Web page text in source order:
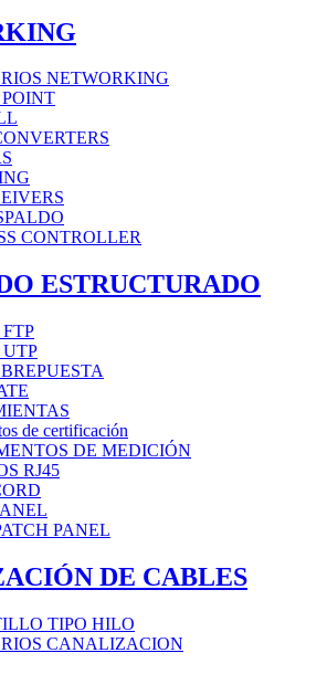
NETWORKING
CONTROLLER
ESTRUCTURADO
de certificación
DE MEDICIÓN
RJ45
PANEL
DE CABLES
TIPO HILO
CANALIZACION